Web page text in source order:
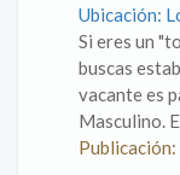
Ubicación:
Si eres un
buscas
vacante es
Masculino.